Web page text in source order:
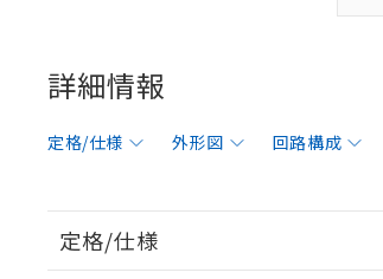
詳細情報
定格/仕様 外形図 回路構成
定格/仕様